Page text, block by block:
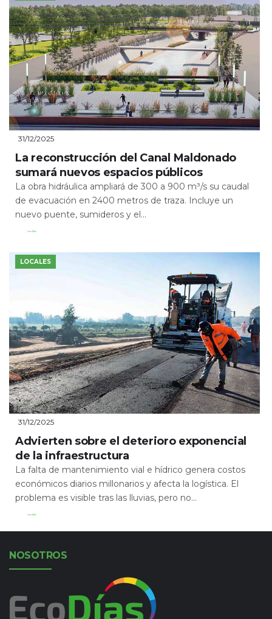
31/12/2025
La reconstrucción del Canal Maldonado
sumará nuevos espacios públicos
La obra hidráulica ampliará de 300 a 900 m³/s su caudal
de evacuación en 2400 metros de traza. Incluye un
nuevo puente, sumideros y el...
Leer Más
LOCALES
31/12/2025
Advierten sobre el deterioro exponencial
de la infraestructura
La falta de mantenimiento vial e hídrico genera costos
económicos diarios millonarios y afecta la logística. El
problema es visible tras las lluvias, pero no...
Leer Más
NOSOTROS